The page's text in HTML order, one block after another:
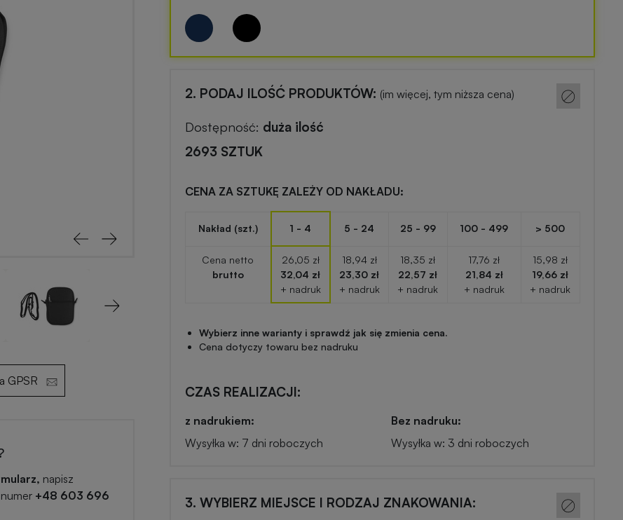
Next
GPSR
napisz
+48 603 696
2. PODAJ ILOŚĆ PRODUKTÓW: (im więcej, tym niższa cena)
Dostępność: duża ilość
2693 SZTUK
CENA ZA SZTUKĘ ZALEŻY OD NAKŁADU:
Nakład (szt.) 1 - 4 5 - 24 25 - 99 100 - 499 > 500
Cena netto
brutto
26,05 zł
32,04 zł
+ nadruk
18,94 zł
23,30 zł
+ nadruk
18,35 zł
22,57 zł
+ nadruk
17,76 zł
21,84 zł
+ nadruk
15,98 zł
19,66 zł
+ nadruk
Wybierz inne warianty i sprawdź jak się zmienia cena.
Cena dotyczy towaru bez nadruku
CZAS REALIZACJI:
z nadrukiem:
Wysyłka w: 7 dni roboczych
Bez nadruku:
Wysyłka w: 3 dni roboczych
3. WYBIERZ MIEJSCE I RODZAJ ZNAKOWANIA: